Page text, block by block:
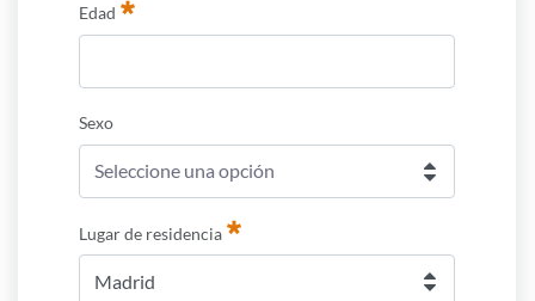
Datos del familiar que recibirá el servicio y el descuento
Edad
Sexo
Seleccione una opción
Lugar de residencia
Madrid